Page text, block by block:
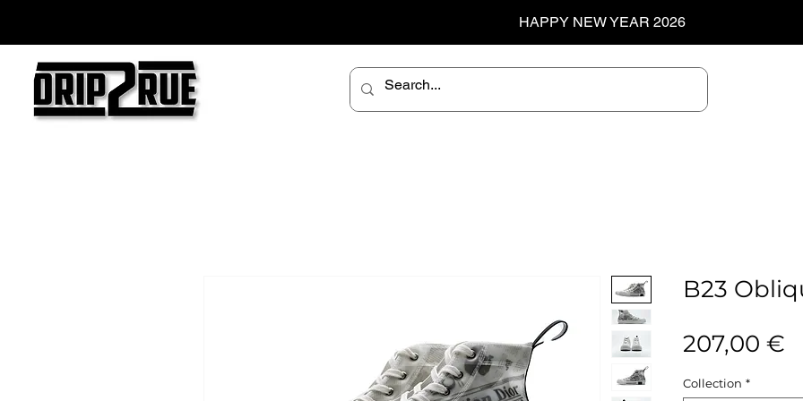
HAPPY NEW YEAR 2026
B23
207,00 €
Collection *